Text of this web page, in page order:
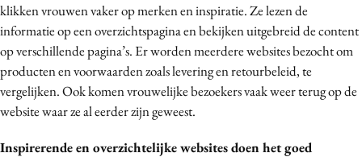
Merkstrategie
PR
Programmatic
Purpose Marketing
Reputatie & crisis
klikken vrouwen vaker op merken en inspiratie. Ze lezen de
informatie op een overzichtspagina en bekijken uitgebreid de content
op verschillende pagina’s. Er worden meerdere websites bezocht om
producten en voorwaarden zoals levering en retourbeleid, te
vergelijken. Ook komen vrouwelijke bezoekers vaak weer terug op de
website waar ze al eerder zijn geweest.
Inspirerende en overzichtelijke websites doen het goed